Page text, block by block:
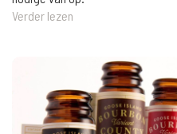
Verder lezen